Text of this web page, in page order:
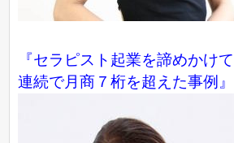
『セラピスト起業を諦めかけ
連続で月商７桁を超えた事例』